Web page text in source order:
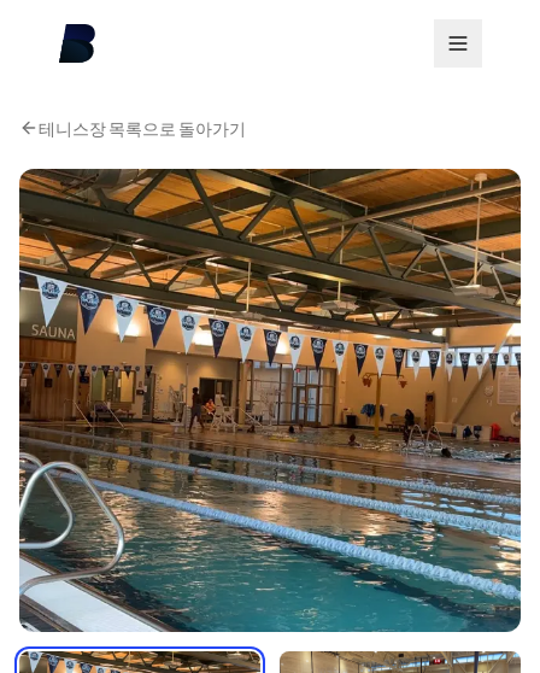
테니스장 목록으로 돌아가기